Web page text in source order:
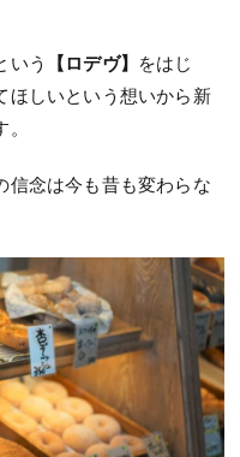
いう 【ロデヴ】
をはじ
ほしいという想いから新
信念は今も昔も変わらな